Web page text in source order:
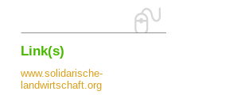
Link(s)
www.solidarische-
landwirtschaft.org